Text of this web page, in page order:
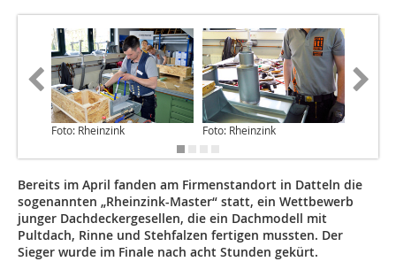
Foto: Rheinzink Foto: Rheinzink
Bereits im April fanden am Firmenstandort in Datteln die
sogenannten „Rheinzink-Master“ statt, ein Wettbewerb
junger Dachdeckergesellen, die ein Dachmodell mit
Pultdach, Rinne und Stehfalzen fertigen mussten. Der
Sieger wurde im Finale nach acht Stunden gekürt.